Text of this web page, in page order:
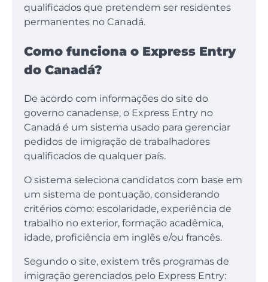
qualificados que pretendem ser residentes
permanentes no Canadá.
Como funciona o Express Entry
do Canadá?
De acordo com informações do site do
governo canadense, o Express Entry no
Canadá é um sistema usado para gerenciar
pedidos de imigração de trabalhadores
qualificados de qualquer país.
O sistema seleciona candidatos com base em
um sistema de pontuação, considerando
critérios como: escolaridade, experiência de
trabalho no exterior, formação acadêmica,
idade, proficiência em inglês e/ou francês.
Segundo o site, existem três programas de
imigração gerenciados pelo Express Entry: